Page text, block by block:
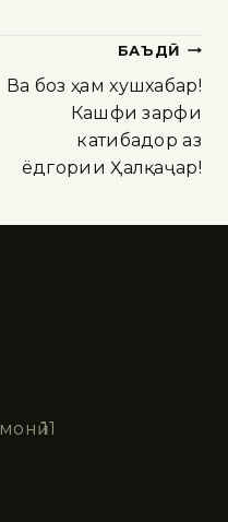
БАЪДӢ
Ва боз ҳам хушхабар!
Кашфи зарфи
катибадор аз
ёдгории Ҳалқаҷар!
11